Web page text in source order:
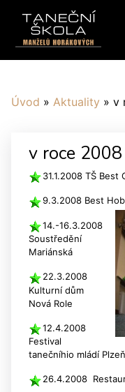
Úvod » Aktuality » v
v roce 2008
31.1.2008 TŠ
9.3.2008 Best
14.-16.3.2008
Soustředění
Mariánská
22.3.2008
Kulturní dům
Nová Role
12.4.2008
Festival
tanečníhio mládí Plzeň
26.4.2008